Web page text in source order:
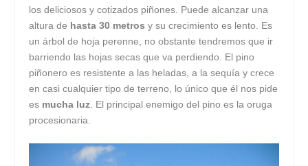
los deliciosos y cotizados piñones. Puede alcanzar una
altura de hasta 30 metros y su crecimiento es lento. Es
un árbol de hoja perenne, no obstante tendremos que ir
barriendo las hojas secas que va perdiendo. El pino
piñonero es resistente a las heladas, a la sequía y crece
en casi cualquier tipo de terreno, lo único que él nos pide
es mucha luz . El principal enemigo del pino es la oruga
procesionaria.